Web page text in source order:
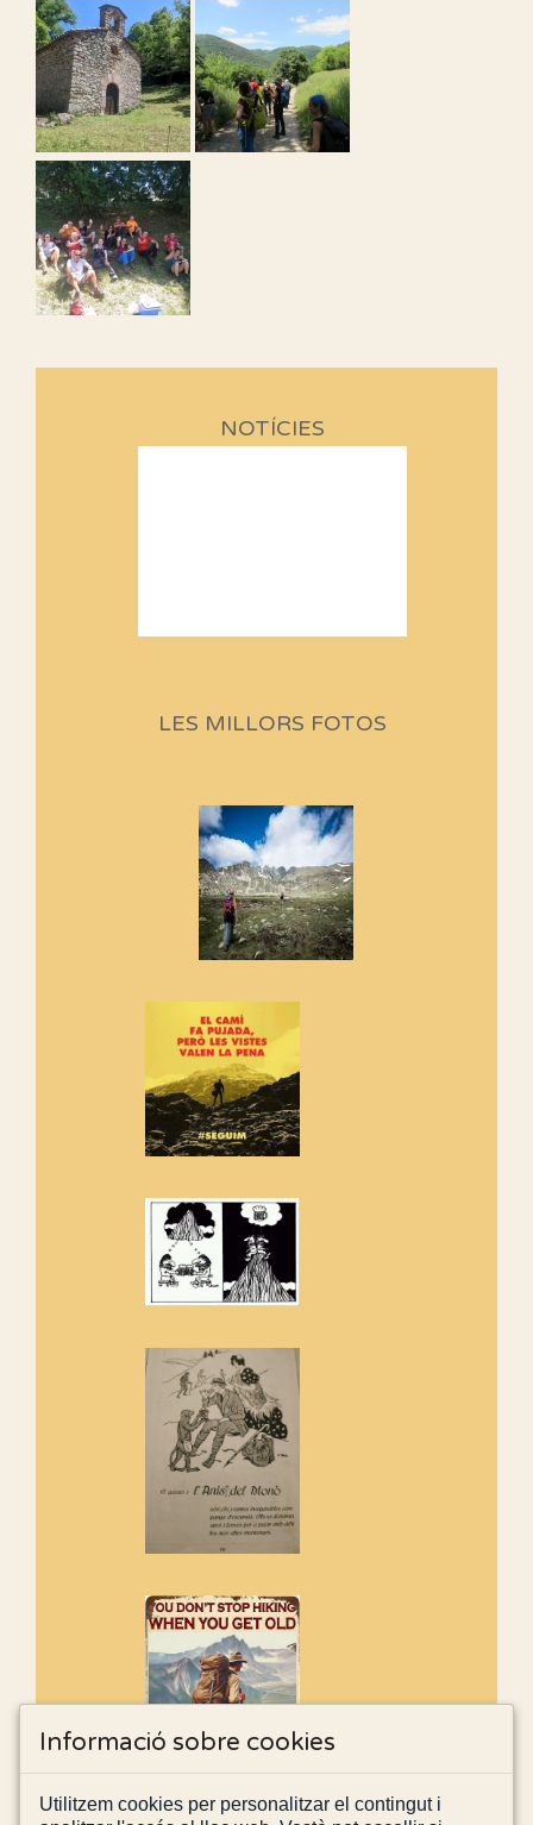
NOTÍCIES
Sortides Centpeus 2026 (1a
programació d'aquest any
Si no podem caminar, alguna
cosa hem de fer...
Els Centpeus signen el
Manifest a favor dels Camins
adhereix-te al manifest!
Rebem un diploma dels
Amics de Sant Aniol d'Aguja
Els Centpeus estem implicats
amb la recuperació del refugi i
LES MILLORS FOTOS
Informació sobre cookies
Utilitzem cookies per personalitzar el contingut i